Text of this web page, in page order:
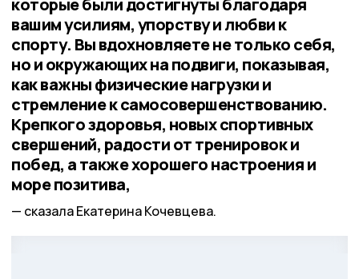
которые были достигнуты благодаря
вашим усилиям, упорству и любви к
спорту. Вы вдохновляете не только себя,
но и окружающих на подвиги, показывая,
как важны физические нагрузки и
стремление к самосовершенствованию.
Крепкого здоровья, новых спортивных
свершений, радости от тренировок и
побед, а также хорошего настроения и
море позитива,
сказала Екатерина Кочевцева.